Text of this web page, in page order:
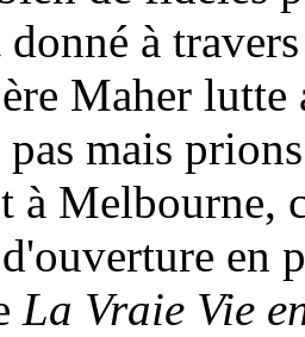
à
Maher
mais
à Melbourne,
en
La Vraie Vie